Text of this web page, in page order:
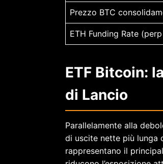
Prezzo BTC
ETH Funding Rate
ETF Bitcoin:
di Lancio
Parallelamente alla
di uscite nette più lunga
rappresentano il